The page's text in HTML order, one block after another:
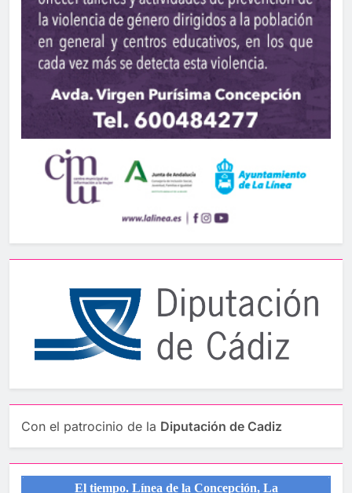
Con el patrocinio de la Diputación de Cadiz